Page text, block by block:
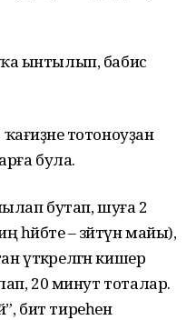
ынтылып, бабисә
тотоноуҙан
була.
бутап, шуға 2
– зәйтүн майы),
үткәрелгән кишер
20 минут тоталар.
бит тиреһен